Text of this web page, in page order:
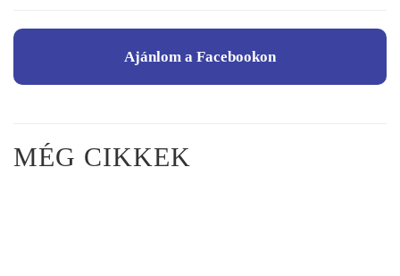
Ajánlom a Facebookon
MÉG CIKKEK